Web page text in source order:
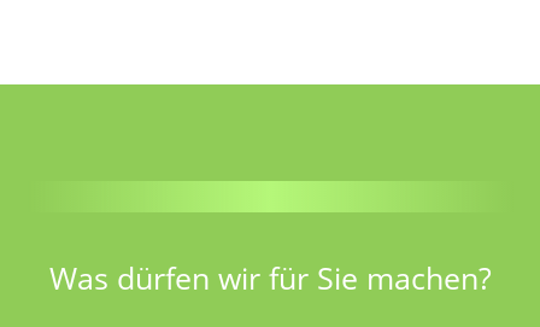
Was dürfen wir für Sie machen?